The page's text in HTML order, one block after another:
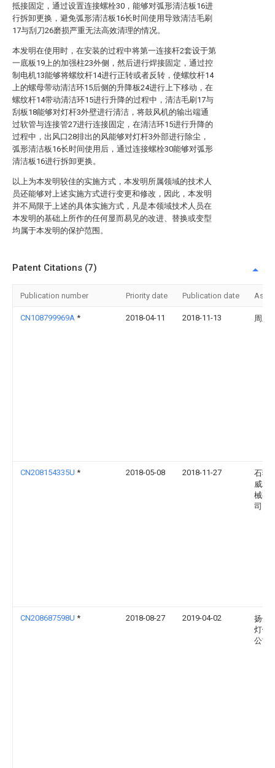
抵接固定，通过设置连接螺栓30，能够对弧形清洁板16进
行拆卸更换，避免弧形清洁板16长时间使用导致清洁毛刷
17与刮刀26磨损严重无法高效清理的情况。
本发明在使用时，在安装的过程中将第一连接杆2套设于第
一底板19上的加强柱23外侧，然后进行焊接固定，通过控
制电机13能够将螺纹杆14进行正转或者反转，使螺纹杆14
上的螺母带动清洁环15后侧的升降板24进行上下移动，在
螺纹杆14带动清洁环15进行升降的过程中，清洁毛刷17与
刮板18能够对灯杆3外壁进行清洁，将鼓风机的输出端通
过软管与连接管27进行连接固定，在清洁环15进行升降的
过程中，出风口28排出的风能够对灯杆3外部进行除尘，
弧形清洁板16长时间使用后，通过连接螺栓30能够对弧形
清洁板16进行拆卸更换。
以上为本发明较佳的实施方式，本发明所属领域的技术人
员还能够对上述实施方式进行变更和修改，因此，本发明
并不局限于上述的具体实施方式，凡是本领域技术人员在
本发明的基础上所作的任何显而易见的改进、替换或变型
均属于本发明的保护范围。
Patent Citations (7)
Publication number Priority date Publication date
CN108799969A * 2018-04-11 2018-11-13 周宏
CN208154335U * 2018-05-08 2018-11-27
石狮
威精
械有
司
CN208687598U * 2018-08-27 2019-04-02
扬州
灯饰
公司